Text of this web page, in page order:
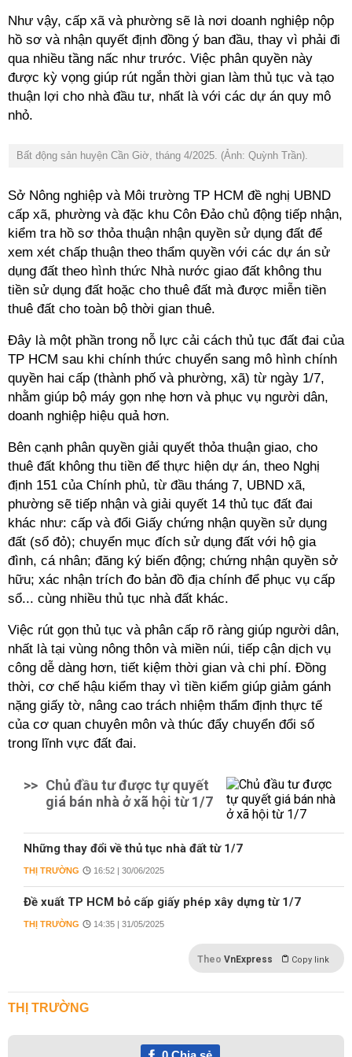
Như vậy, cấp xã và phường sẽ là nơi doanh nghiệp nộp
hồ sơ và nhận quyết định đồng ý ban đầu, thay vì phải đi
qua nhiều tầng nấc như trước. Việc phân quyền này
được kỳ vọng giúp rút ngắn thời gian làm thủ tục và tạo
thuận lợi cho nhà đầu tư, nhất là với các dự án quy mô
nhỏ.
Bất động sản huyện Cần Giờ, tháng 4/2025. (Ảnh: Quỳnh Trần).
Sở Nông nghiệp và Môi trường TP HCM đề nghị UBND
cấp xã, phường và đặc khu Côn Đảo chủ động tiếp nhận,
kiểm tra hồ sơ thỏa thuận nhận quyền sử dụng đất để
xem xét chấp thuận theo thẩm quyền với các dự án sử
dụng đất theo hình thức Nhà nước giao đất không thu
tiền sử dụng đất hoặc cho thuê đất mà được miễn tiền
thuê đất cho toàn bộ thời gian thuê.
Đây là một phần trong nỗ lực cải cách thủ tục đất đai của
TP HCM sau khi chính thức chuyển sang mô hình chính
quyền hai cấp (thành phố và phường, xã) từ ngày 1/7,
nhằm giúp bộ máy gọn nhẹ hơn và phục vụ người dân,
doanh nghiệp hiệu quả hơn.
Bên cạnh phân quyền giải quyết thỏa thuận giao, cho
thuê đất không thu tiền để thực hiện dự án, theo Nghị
định 151 của Chính phủ, từ đầu tháng 7, UBND xã,
phường sẽ tiếp nhận và giải quyết 14 thủ tục đất đai
khác như: cấp và đổi Giấy chứng nhận quyền sử dụng
đất (sổ đỏ); chuyển mục đích sử dụng đất với hộ gia
đình, cá nhân; đăng ký biến động; chứng nhận quyền sở
hữu; xác nhận trích đo bản đồ địa chính để phục vụ cấp
sổ... cùng nhiều thủ tục nhà đất khác.
Việc rút gọn thủ tục và phân cấp rõ ràng giúp người dân,
nhất là tại vùng nông thôn và miền núi, tiếp cận dịch vụ
công dễ dàng hơn, tiết kiệm thời gian và chi phí. Đồng
thời, cơ chế hậu kiểm thay vì tiền kiểm giúp giảm gánh
nặng giấy tờ, nâng cao trách nhiệm thẩm định thực tế
của cơ quan chuyên môn và thúc đẩy chuyển đổi số
trong lĩnh vực đất đai.
>> Chủ đầu tư được tự quyết
giá bán nhà ở xã hội từ 1/7
Những thay đổi về thủ tục nhà đất từ 1/7
THỊ TRƯỜNG 16:52 | 30/06/2025
Đề xuất TP HCM bỏ cấp giấy phép xây dựng từ 1/7
THỊ TRƯỜNG 14:35 | 31/05/2025
Theo VnExpress Copy link
THỊ TRƯỜNG